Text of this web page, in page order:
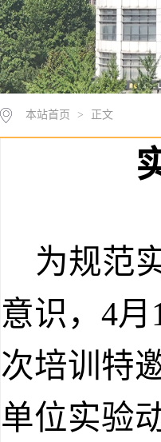
本站首页 > 正文
为规范
意识，4
次培训特
单位实验